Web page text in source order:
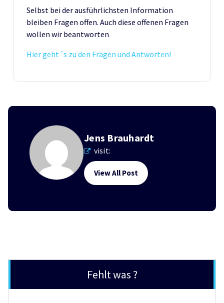
Selbst bei der ausführlichsten Information
bleiben Fragen offen. Auch diese offenen Fragen
wollen wir beantworten
Hier geht´s zu den Fragen und Antworten!
Jens Brauhardt
visit:
View All Post
Fehlt was ?